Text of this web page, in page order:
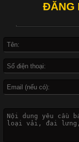
Các Form Áo Thun
Ngành May Mặc Áo
dạng về màu sắc hay
cầu
Khám Phá Áo
Dễ chịu hơn với
ĐĂNG